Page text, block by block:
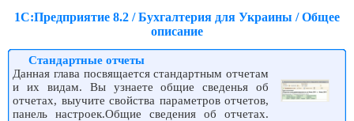
1С:Предприятие 8.2 / Бухгалтерия для Украины / Общее
описание
Стандартные отчеты
Данная глава посвящается стандартным отчетам
и их видам. Вы узнаете общие сведенья об
отчетах, выучите свойства параметров отчетов,
панель настроек.Общие сведения об отчетах.